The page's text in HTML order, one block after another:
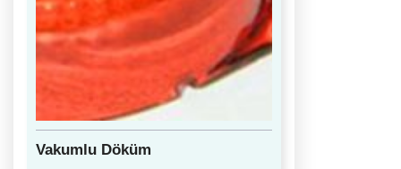
Vakumlu Döküm